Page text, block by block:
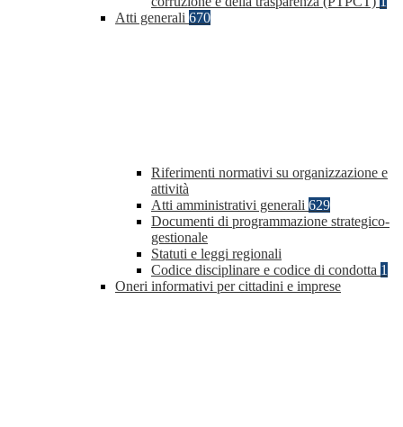
Atti generali 670
Riferimenti normativi su organizzazione e
attività
Atti amministrativi generali 629
Documenti di programmazione strategico-
gestionale
Statuti e leggi regionali
Codice disciplinare e codice di condotta 1
Oneri informativi per cittadini e imprese